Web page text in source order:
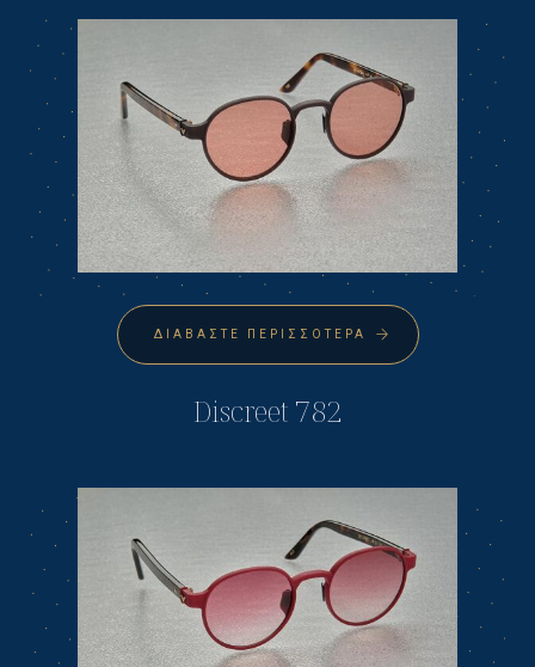
ΔΙΑΒΆΣΤΕ ΠΕΡΙΣΣΌΤΕΡΑ
Discreet 782